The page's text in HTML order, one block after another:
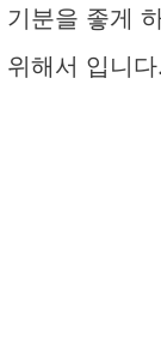
분을 좋게
해서 입니다.